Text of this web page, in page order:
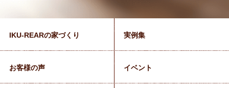
IKU-REARの家づくり 実例集
お客様の声 イベント